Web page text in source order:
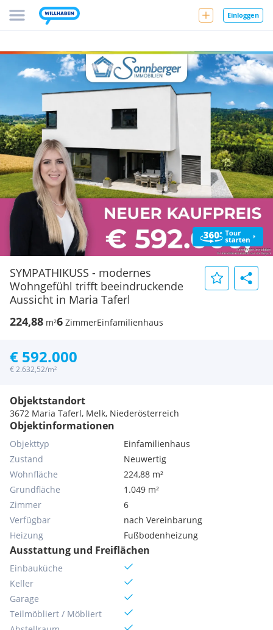
Einloggen
SYMPATHIKUSS - modernes
Wohngefühl trifft beeindruckende
Aussicht in Maria Taferl
224,88 m²6 ZimmerEinfamilienhaus
€ 592.000
€ 2.632,52/m²
Objektstandort
3672 Maria Taferl, Melk, Niederösterreich
Objektinformationen
Objekttyp
Einfamilienhaus
Zustand
Neuwertig
Wohnfläche
224,88 m²
Grundfläche
1.049 m²
Zimmer
6
Verfügbar
nach Vereinbarung
Heizung
Fußbodenheizung
Ausstattung und Freiflächen
Einbauküche
Keller
Garage
Teilmöbliert / Möbliert